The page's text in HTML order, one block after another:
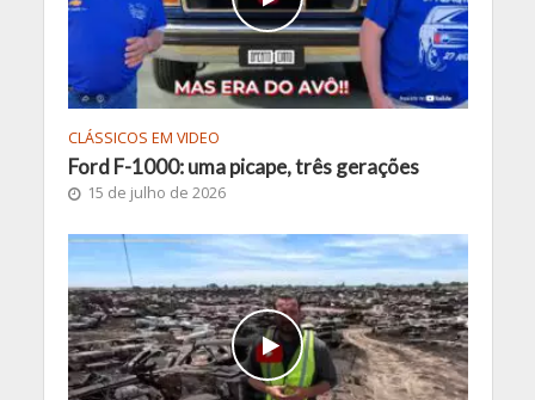
CLÁSSICOS EM VIDEO
Ford F-1000: uma picape, três gerações
15 de julho de 2026